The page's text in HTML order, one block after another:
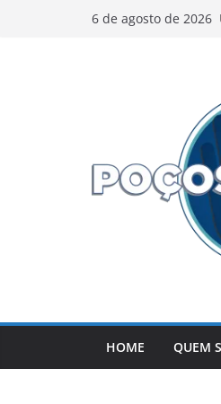
6 de agosto de 2026
HOME QUEM